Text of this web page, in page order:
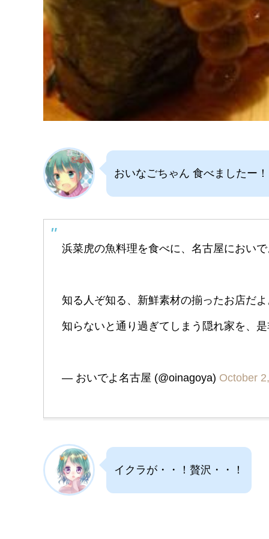
おいなごちゃん 食べましたー！
浜菜虎の魚料理を食べに、名古屋におい
知る人ぞ知る、新鮮素材の揃ったお店だ
知らないと通り過ぎてしまう隠れ家を、
— おいでよ名古屋 (@oinagoya) October
イクラが・・！贅沢・・！